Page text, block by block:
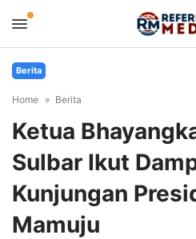
Berita
Home Berita
Ketua
Sulbar Ikut
Kunjungan
Mamuju